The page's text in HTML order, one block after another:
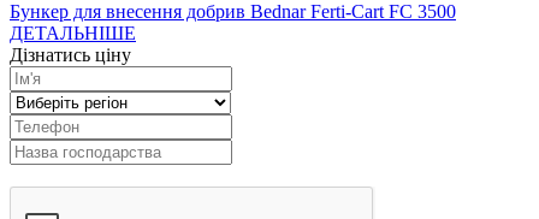
Бункер для внесення добрив Bednar Ferti-Cart FC 3500
ДЕТАЛЬНІШЕ
Дізнатись ціну